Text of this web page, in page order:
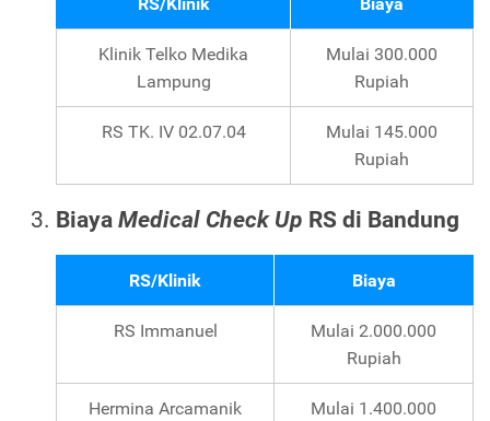
RS/Klinik Biaya
Klinik Telko Medika
Lampung
Mulai 300.000
Rupiah
RS TK. IV 02.07.04
Mulai 145.000
Rupiah
Biaya Medical Check Up RS di Bandung
RS/Klinik Biaya
RS Immanuel
Mulai 2.000.000
Rupiah
Hermina Arcamanik
Mulai 1.400.000